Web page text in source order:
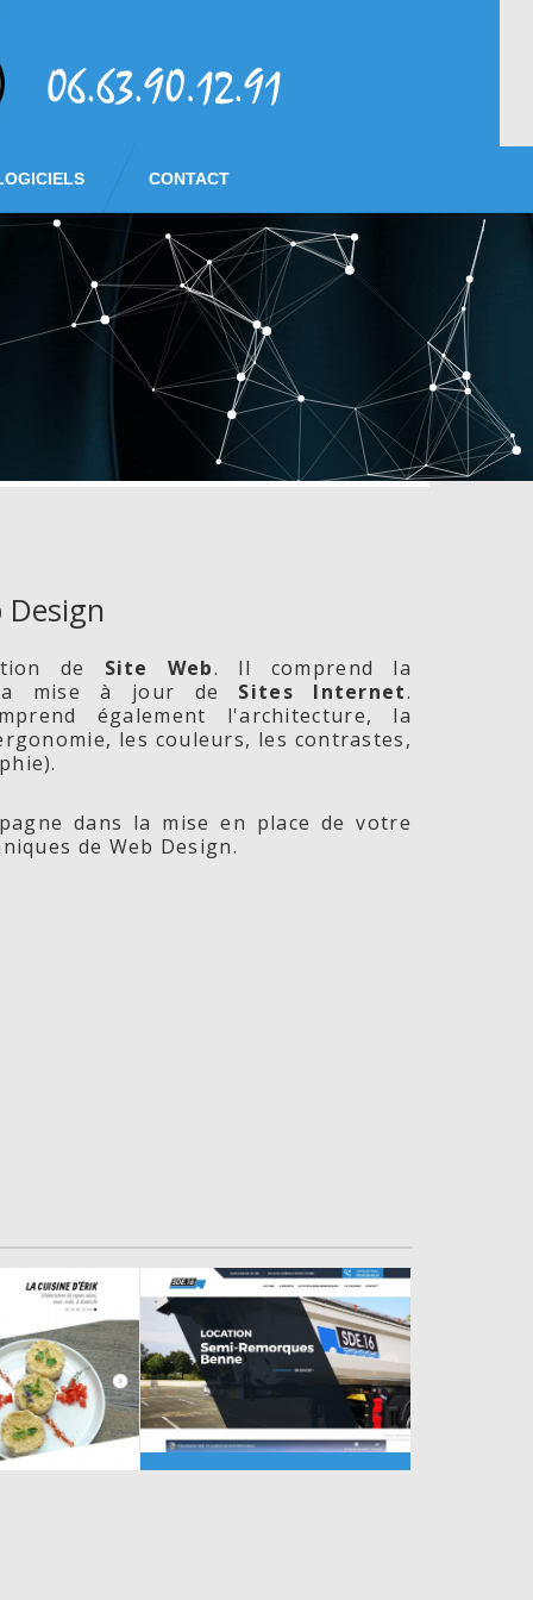
CONTACT
Design
de Site Web. Il comprend la
mise à jour de Sites Internet.
également l'architecture, la
les couleurs, les contrastes,
dans la mise en place de votre
de Web Design.